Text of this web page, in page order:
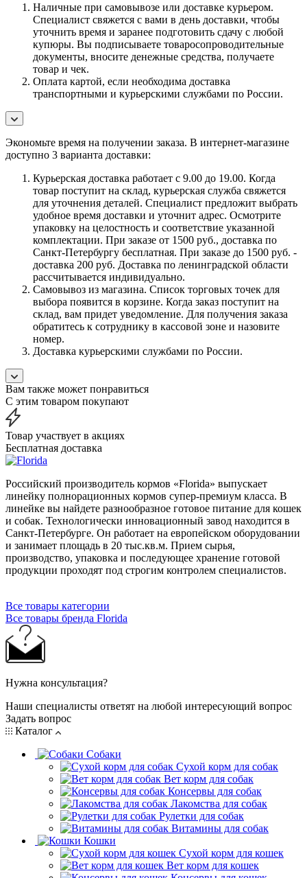
Наличные при самовывозе или доставке курьером.
Специалист свяжется с вами в день доставки, чтобы
уточнить время и заранее подготовить сдачу с любой
купюры. Вы подписываете товаросопроводительные
документы, вносите денежные средства, получаете
товар и чек.
Оплата картой, если необходима доставка
транспортными и курьерскими службами по России.
Экономьте время на получении заказа. В интернет-магазине
доступно 3 варианта доставки:
Курьерская доставка работает с 9.00 до 19.00. Когда
товар поступит на склад, курьерская служба свяжется
для уточнения деталей. Специалист предложит выбрать
удобное время доставки и уточнит адрес. Осмотрите
упаковку на целостность и соответствие указанной
комплектации. При заказе от 1500 руб., доставка по
Санкт-Петербургу бесплатная. При заказе до 1500 руб. -
доставка 200 руб. Доставка по ленинградской области
рассчитывается индивидуально.
Самовывоз из магазина. Список торговых точек для
выбора появится в корзине. Когда заказ поступит на
склад, вам придет уведомление. Для получения заказа
обратитесь к сотруднику в кассовой зоне и назовите
номер.
Доставка курьерскими службами по России.
Вам также может понравиться
С этим товаром покупают
Товар участвует в акциях
Бесплатная доставка
Российский производитель кормов «Florida» выпускает
линейку полнорационных кормов супер-премиум класса. В
линейке вы найдете разнообразное готовое питание для кошек
и собак. Технологически инновационный завод находится в
Санкт-Петербурге. Он работает на европейском оборудовании
и занимает площадь в 20 тыс.кв.м. Прием сырья,
производство, упаковка и последующее хранение готовой
продукции проходят под строгим контролем специалистов.
Все товары категории
Все товары бренда Florida
Нужна консультация?
Наши специалисты ответят на любой интересующий вопрос
Задать вопрос
Каталог
Собаки
Сухой корм для собак
Вет корм для собак
Консервы для собак
Лакомства для собак
Рулетки для собак
Витамины для собак
Кошки
Сухой корм для кошек
Вет корм для кошек